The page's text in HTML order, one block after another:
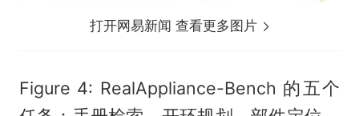
打开网易新闻 查看更多图片
Figure 4: RealAppliance-Bench 的五个